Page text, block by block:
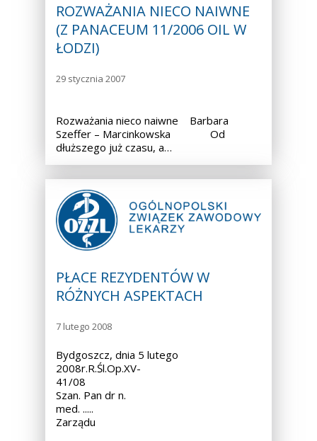
ROZWAŻANIA NIECO NAIWNE
(Z PANACEUM 11/2006 OIL W
ŁODZI)
29 stycznia 2007
Rozważania nieco naiwne Barbara
Szeffer – Marcinkowska Od
dłuższego już czasu, a…
PŁACE REZYDENTÓW W
RÓŻNYCH ASPEKTACH
7 lutego 2008
Bydgoszcz, dnia 5 lutego
2008r.R.Śl.Op.XV-
41/08
Szan. Pan dr n.
med. .....
Zarządu